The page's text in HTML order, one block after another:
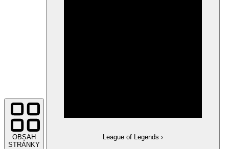
OBSAH
STRÁNKY
League of Legends ›